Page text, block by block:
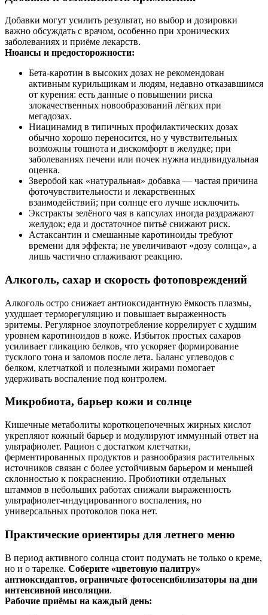
Добавки могут усилить результат, но выбор и дозировки
важно обсуждать с врачом, особенно при хронических
заболеваниях и приёме лекарств.
Нюансы и предосторожности:
Бета‑каротин в высоких дозах не рекомендован
активным курильщикам и людям, недавно отказавшимся
от курения: есть данные о повышении риска
злокачественных новообразований лёгких при
мегадозах.
Ниацинамид в типичных профилактических дозах
обычно хорошо переносится, но у чувствительных
возможны тошнота и дискомфорт в желудке; при
заболеваниях печени или почек нужна индивидуальная
оценка.
Зверобой как «натуральная» добавка — частая причина
фоточувствительности и лекарственных
взаимодействий; при солнце его лучше исключить.
Экстракты зелёного чая в капсулах иногда раздражают
желудок; еда и достаточное питьё снижают риск.
Астаксантин и смешанные каротиноиды требуют
времени для эффекта; не увеличивают «дозу солнца», а
лишь частично сглаживают реакцию.
Алкоголь, сахар и скорость фотоповреждений
Алкоголь остро снижает антиоксидантную ёмкость плазмы,
ухудшает терморегуляцию и повышает выраженность
эритемы. Регулярное злоупотребление коррелирует с худшим
уровнем каротиноидов в коже. Избыток простых сахаров
усиливает гликацию белков, что ускоряет формирование
тусклого тона и заломов после лета. Баланс углеводов с
белком, клетчаткой и полезными жирами помогает
удерживать воспаление под контролем.
Микробиота, барьер кожи и солнце
Кишечные метаболиты короткоцепочечных жирных кислот
укрепляют кожный барьер и модулируют иммунный ответ на
ультрафиолет. Рацион с достатком клетчатки,
ферментированных продуктов и разнообразия растительных
источников связан с более устойчивым барьером и меньшей
склонностью к покраснению. Пробиотики отдельных
штаммов в небольших работах снижали выраженность
ультрафиолет‑индуцированного воспаления, но
универсальных протоколов пока нет.
Практические ориентиры для летнего меню
В период активного солнца стоит подумать не только о креме,
но и о тарелке. Соберите «цветовую палитру»
антиоксидантов, ограничьте фотосенсибилизаторы на дни
интенсивной инсоляции.
Рабочие приёмы на каждый день: